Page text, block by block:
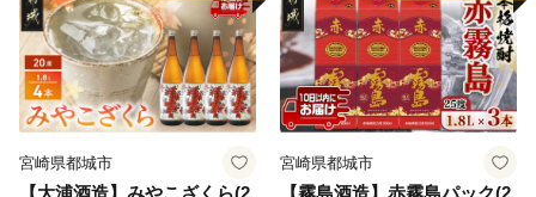
宮崎県都城市 宮崎県都城市